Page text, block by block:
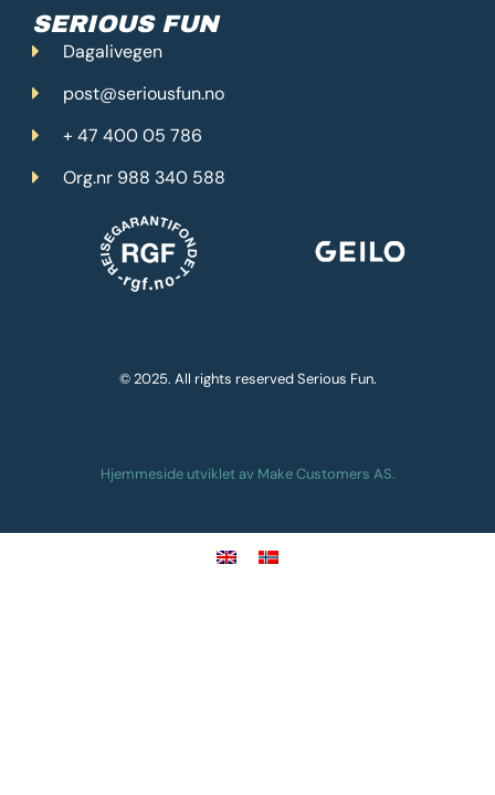
SERIOUS FUN
Dagalivegen
post@seriousfun.no
+ 47 400 05 786
Org.nr 988 340 588
© 2025. All rights reserved Serious Fun.
Hjemmeside utviklet av Make Customers AS.